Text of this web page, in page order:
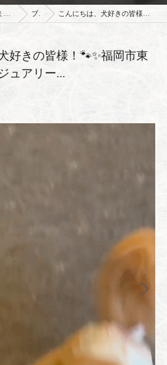
福岡県福岡市のトリミングサロンならドッグサロン Udog ブログ こんにちは、犬好きの皆様！🐾✨福岡市東区にあるラグジュアリー...
好きの皆様！🐾✨福岡市東
ュアリー...